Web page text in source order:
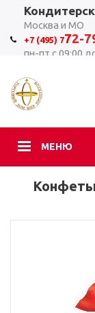
Москва и МО
+7 (495) 772-
пн-пт с 09:00
МЕНЮ